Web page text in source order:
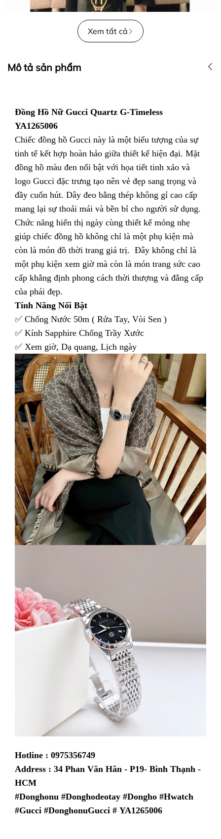
Xem tất cả
Mô tả sản phẩm
Đồng Hồ Nữ Gucci Quartz G-Timeless
YA1265006
Chiếc đồng hồ Gucci này là một biểu tượng của sự
tinh tế kết hợp hoàn hảo giữa thiết kế hiện đại. Mặt
đồng hồ màu đen nổi bật với họa tiết tinh xảo và
logo Gucci đặc trưng tạo nên vẻ đẹp sang trọng và
đầy cuốn hút. Dây đeo bằng thép không gỉ cao cấp
mang lại sự thoải mái và bền bỉ cho người sử dụng.
Chức năng hiển thị ngày cùng thiết kế mỏng nhẹ
giúp chiếc đồng hồ không chỉ là một phụ kiện mà
còn là món đồ thời trang giá trị. Đây không chỉ là
một phụ kiện xem giờ mà còn là món trang sức cao
cấp khẳng định phong cách thời thượng và đẳng cấp
của phái đẹp.
Tính Năng Nổi Bật
✅ Chống Nước 50m ( Rửa Tay, Vòi Sen )
✅ Kính Sapphire Chống Trầy Xước
✅ Xem giờ, Dạ quang, Lịch ngày
Hotline : 0975356749
Address : 34 Phan Văn Hân - P19- Bình Thạnh -
HCM
#Donghonu #Donghodeotay #Dongho #Hwatch
#Gucci #DonghonuGucci # YA1265006